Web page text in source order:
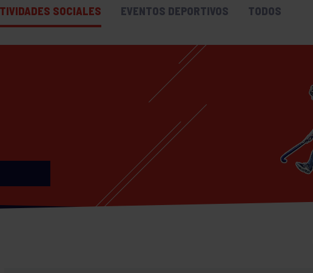
SOCIALES EVENTOS DEPORTIVOS TODOS